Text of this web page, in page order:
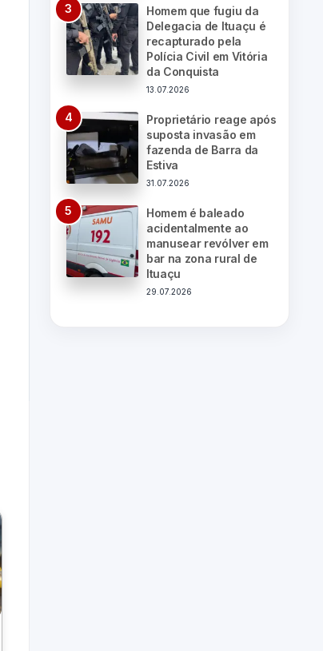
Homem que fugiu da
Delegacia de Ituaçu é
recapturado pela
Polícia Civil em Vitória
da Conquista
13.07.2026
Proprietário reage após
suposta invasão em
fazenda de Barra da
Estiva
31.07.2026
Homem é baleado
acidentalmente ao
manusear revólver em
bar na zona rural de
Ituaçu
29.07.2026